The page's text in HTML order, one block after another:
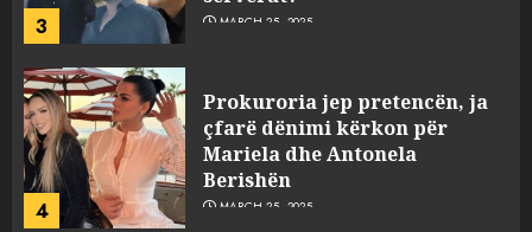
3 MARCH 25, 2025
4
Prokuroria jep pretencën, ja
çfarë dënimi kërkon për
Mariela dhe Antonela
Berishën
MARCH 25, 2025